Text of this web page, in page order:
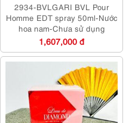
2934-BVLGARI BVL Pour
Homme EDT spray 50ml-Nước
hoa nam-Chưa sử dụng
1,607,000 đ